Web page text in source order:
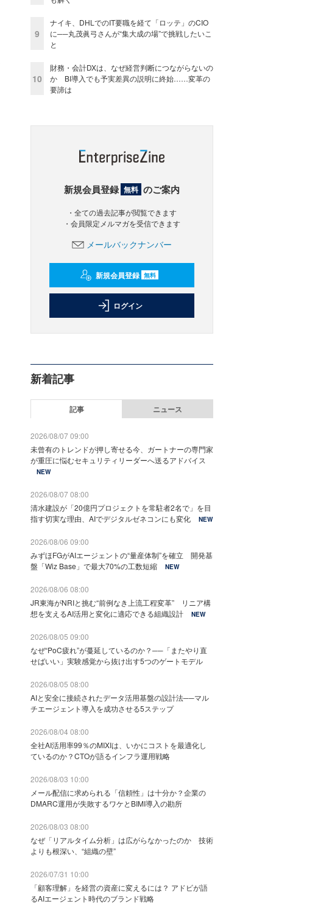
9
ナイキ、DHLでのIT要職を経て「ロッテ」のCIO
に──丸茂眞弓さんが“集大成の場”で挑戦したいこ
と
10
財務・会計DXは、なぜ経営判断につながらないの
か BI導入でも予実差異の説明に終始……変革の
要諦は
新規会員登録 無料 のご案内
・全ての過去記事が閲覧できます
・会員限定メルマガを受信できます
メールバックナンバー
新規会員登録 無料
ログイン
新着記事
記事 ニュース
2026/08/07 09:00
未曾有のトレンドが押し寄せる今、ガートナーの専門家
が重圧に悩むセキュリティリーダーへ送るアドバイス
NEW
2026/08/07 08:00
清水建設が「20億円プロジェクトを常駐者2名で」を目
指す切実な理由、AIでデジタルゼネコンにも変化
NEW
2026/08/06 09:00
みずほFGがAIエージェントの“量産体制”を確立 開発基
盤「Wiz Base」で最大70%の工数短縮
NEW
2026/08/06 08:00
JR東海がNRIと挑む“前例なき上流工程変革” リニア構
想を支えるAI活用と変化に適応できる組織設計
NEW
2026/08/05 09:00
なぜ“PoC疲れ”が蔓延しているのか？──「またやり直
せばいい」実験感覚から抜け出す5つのゲートモデル
2026/08/05 08:00
AIと安全に接続されたデータ活用基盤の設計法──マル
チエージェント導入を成功させる5ステップ
2026/08/04 08:00
全社AI活用率99％のMIXIは、いかにコストを最適化し
ているのか？CTOが語るインフラ運用戦略
2026/08/03 10:00
メール配信に求められる「信頼性」は十分か？企業の
DMARC運用が失敗するワケとBIMI導入の勘所
2026/08/03 08:00
なぜ「リアルタイム分析」は広がらなかったのか 技術
よりも根深い、“組織の壁”
2026/07/31 10:00
「顧客理解」を経営の資産に変えるには？ アドビが語
るAIエージェント時代のブランド戦略